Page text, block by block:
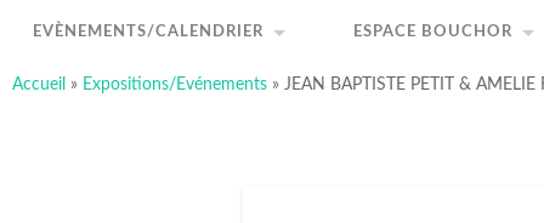
art-sous-x
Association ayant pour but de favoriser et
EVÈNEMENTS/CALENDRIER ESPACE BOUCHOR
Accueil » Expositions/Evénements » JEAN BAPTISTE PETIT & AMELIE